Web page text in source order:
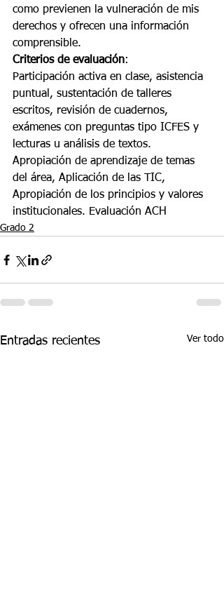
como previenen la vulneración de mis
derechos y ofrecen una información
comprensible.
Criterios de evaluación:
Participación activa en clase, asistencia
puntual, sustentación de talleres
escritos, revisión de cuadernos,
exámenes con preguntas tipo ICFES y
lecturas u análisis de textos.
Apropiación de aprendizaje de temas
del área, Aplicación de las TIC,
Apropiación de los principios y valores
institucionales. Evaluación ACH
Grado 2
Entradas recientes Ver todo